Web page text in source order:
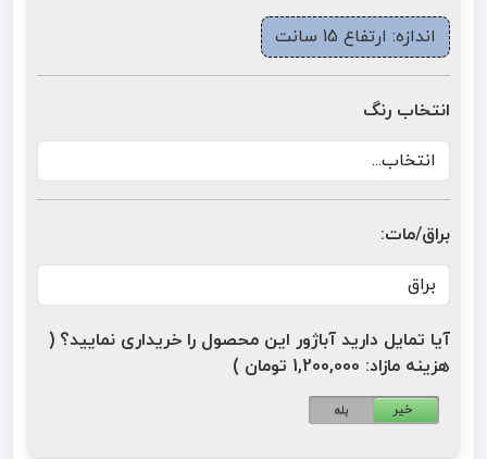
اندازه: ارتفاع 15 سانت
انتخاب رنگ
براق/مات:
آیا تمایل دارید آباژور این محصول را خریداری نمایید؟ (
هزینه مازاد: 1,200,000 تومان )
بله خیر